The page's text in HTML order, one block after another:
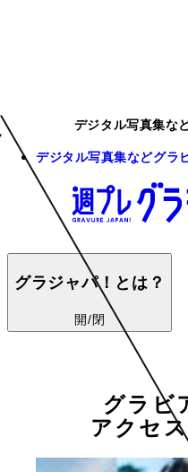
デジタル写真集な
デジタル写真集などグラ
グラジャパ！とは？
開/閉
グラビ
アクセ